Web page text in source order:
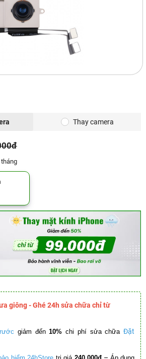
Thay camera
tháng
giông - Ghé 24h sửa chữa chỉ từ
giảm đến10% chi phí sửa chữa Đặt